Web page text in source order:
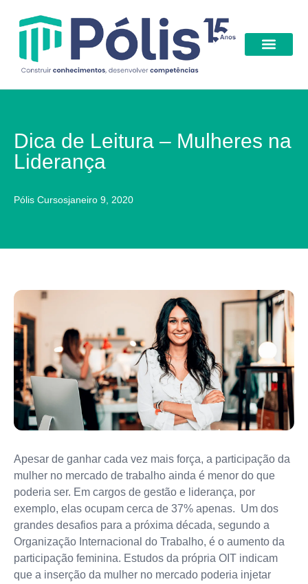
Dica de Leitura – Mulheres na
Liderança
Pólis Cursosjaneiro 9, 2020
Apesar de ganhar cada vez mais força, a participação da
mulher no mercado de trabalho ainda é menor do que
poderia ser. Em cargos de gestão e liderança, por
exemplo, elas ocupam cerca de 37% apenas. Um dos
grandes desafios para a próxima década, segundo a
Organização Internacional do Trabalho, é o aumento da
participação feminina. Estudos da própria OIT indicam
que a inserção da mulher no mercado poderia injetar